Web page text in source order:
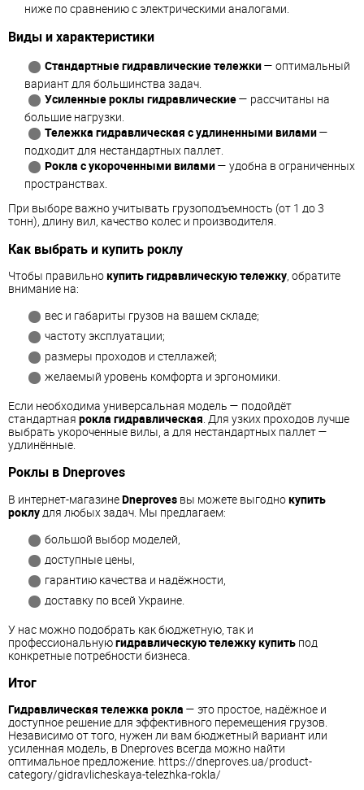
ниже по сравнению с электрическими аналогами.
Виды и характеристики
Стандартные гидравлические тележки— оптимальный
вариант для большинства задач.
Усиленные роклы гидравлические— рассчитаны на
большие нагрузки.
Тележка гидравлическая с удлиненными вилами—
подходит для нестандартных паллет.
Рокла с укороченными вилами— удобна в ограниченных
пространствах.
При выборе важно учитывать грузоподъемность (от 1 до 3
тонн), длину вил, качество колес и производителя.
Как выбрать и купить роклу
Чтобы правильнокупить гидравлическую тележку, обратите
внимание на:
вес и габариты грузов на вашем складе;
частоту эксплуатации;
размеры проходов и стеллажей;
желаемый уровень комфорта и эргономики.
Если необходима универсальная модель — подойдёт
стандартная рокла гидравлическая. Для узких проходов лучше
выбрать укороченные вилы, а для нестандартных паллет —
удлинённые.
Роклы в Dneproves
В интернет-магазинеDneproves вы можете выгоднокупить
роклу для любых задач. Мы предлагаем:
большой выбор моделей,
доступные цены,
гарантию качества и надёжности,
доставку по всей Украине.
У нас можно подобрать как бюджетную, так и
профессиональнуюгидравлическую тележку купить под
конкретные потребности бизнеса.
Итог
Гидравлическая тележка рокла — это простое, надёжное и
доступное решение для эффективного перемещения грузов.
Независимо от того, нужен ли вам бюджетный вариант или
усиленная модель, в Dneproves всегда можно найти
оптимальное предложение. https://dneproves.ua/product-
category/gidravlicheskaya-telezhka-rokla/